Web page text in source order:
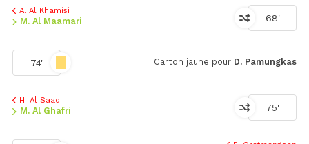
68'
A. Al Khamisi
M. Al Maamari
74' Carton jaune pour D. Pamungkas
75'
H. Al Saadi
M. Al Ghafri